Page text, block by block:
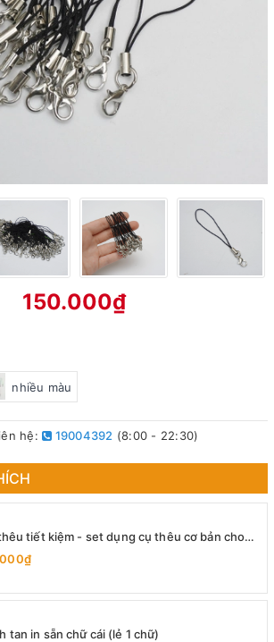
150.000₫
nhiều màu
hệ: 19004392 (8:00 - 22:30)
tiết kiệm - set dụng cụ thêu cơ bản cho
mới bắt đầu
tan in sẵn chữ cái (lẻ 1 chữ)